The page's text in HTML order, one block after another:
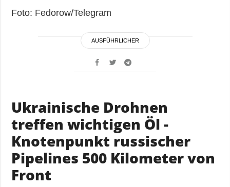
Foto: Fedorow/Telegram
AUSFÜHRLICHER
Ukrainische Drohnen
treffen wichtigen Öl -
Knotenpunkt russischer
Pipelines 500 Kilometer von
Front